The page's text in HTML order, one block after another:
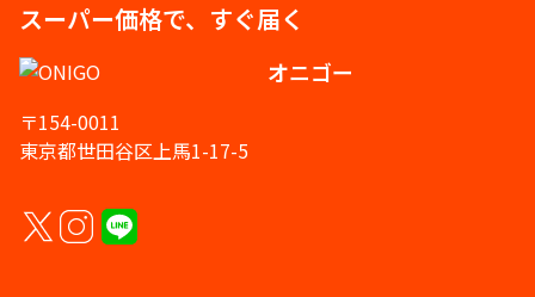
スーパー価格で、すぐ届く
オニゴー
〒154-0011
東京都世田谷区上馬1-17-5